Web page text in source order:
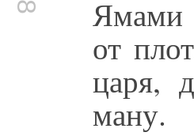
Ямами
от
царя,
ману.